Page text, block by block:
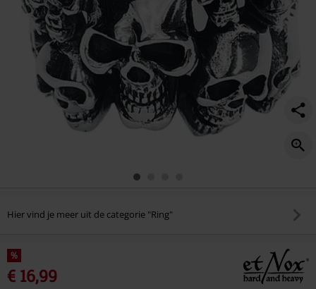
Hier vind je meer uit de categorie "Ring"
%
€ 16,99